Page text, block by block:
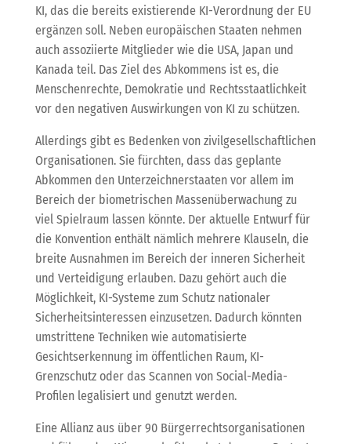
KI, das die bereits existierende KI-Verordnung der EU
ergänzen soll. Neben europäischen Staaten nehmen
auch assoziierte Mitglieder wie die USA, Japan und
Kanada teil. Das Ziel des Abkommens ist es, die
Menschenrechte, Demokratie und Rechtsstaatlichkeit
vor den negativen Auswirkungen von KI zu schützen.
Allerdings gibt es Bedenken von zivilgesellschaftlichen
Organisationen. Sie fürchten, dass das geplante
Abkommen den Unterzeichnerstaaten vor allem im
Bereich der biometrischen Massenüberwachung zu
viel Spielraum lassen könnte. Der aktuelle Entwurf für
die Konvention enthält nämlich mehrere Klauseln, die
breite Ausnahmen im Bereich der inneren Sicherheit
und Verteidigung erlauben. Dazu gehört auch die
Möglichkeit, KI-Systeme zum Schutz nationaler
Sicherheitsinteressen einzusetzen. Dadurch könnten
umstrittene Techniken wie automatisierte
Gesichtserkennung im öffentlichen Raum, KI-
Grenzschutz oder das Scannen von Social-Media-
Profilen legalisiert und genutzt werden.
Eine Allianz aus über 90 Bürgerrechtsorganisationen